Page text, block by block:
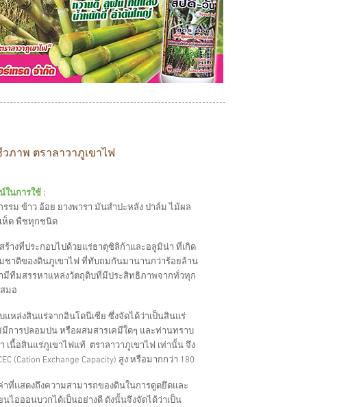
ภาพ ตราลาวาภูเขาไฟ
ในการใช้ :
รรม ข้าว อ้อย ยางพารา มันสำปะหลัง ปาล์ม ไม้ผล
ห็ด พืชทุกชนิด
ร้างที่ประกอบไปด้วยแร่ธาตุซิลิก้าและอลูมิน่า ที่เกิด
ชาติของดินภูเขาไฟ ที่ทับถมกันมานานกว่าร้อยล้าน
ามีทีมสรรหาแหล่งวัตถุดิบที่มีประสิทธิภาพจากทั่วทุก
มอ
แหล่งสินแร่จากอินโดนีเซีย ซึ่งจัดได้ว่าเป็นสินแร่
มีการปลอมปน หรือผสมสารเคมีใดๆ และท่านทราบ
เนื้อสินแร่ภูเขาไฟแท้ ตราลาวาภูเขาไฟ เท่านั้น จึง
(Cation Exchange Capacity) สูง หรือมากกว่า 180
าที่แสดงถึงความสามารถของดินในการดูดยึดและ
นไอออนบวกได้เป็นอย่างดี ดังนั้นจึงจัดได้ว่าเป็น